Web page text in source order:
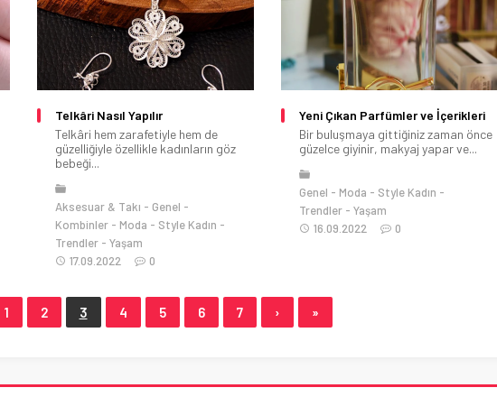
Telkâri Nasıl Yapılır
Telkâri hem zarafetiyle hem de
güzelliğiyle özellikle kadınların göz
bebeği...
Aksesuar & Takı
Genel
Kombinler
Moda
Style Kadın
Trendler
Yaşam
17.09.2022
0
Yeni Çıkan Parfümler ve İçerikleri
Bir buluşmaya gittiğiniz zaman önce
güzelce giyinir, makyaj yapar ve...
Genel Moda
Style Kadın
Trendler
Yaşam
16.09.2022
0
1 2 3 4 5 6 7 › »